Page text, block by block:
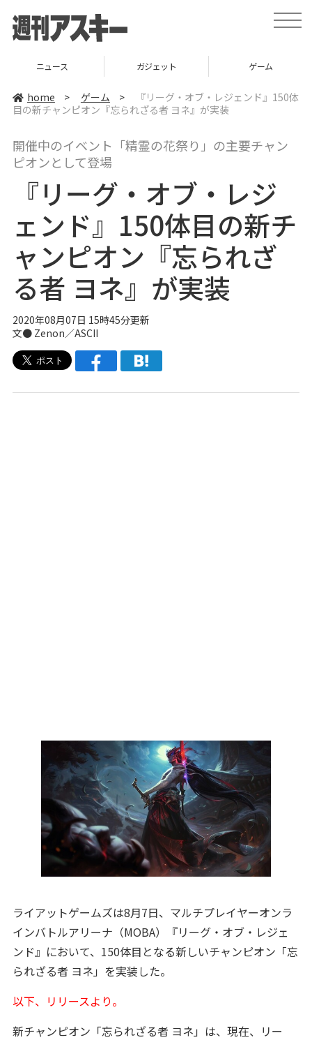
t
o
a
v
t
ニュース ガジェット ゲーム
home > ゲーム >
『リーグ・オブ・レジェンド』150体
目の新チャンピオン『忘られざる者 ヨネ』が実装
開催中のイベント「精霊の花祭り」の主要チャン
ピオンとして登場
『リーグ・オブ・レジ
ェンド』150体目の新チ
ャンピオン『忘られざ
る者 ヨネ』が実装
2020年08月07日 15時45分更新
文● Zenon／ASCII
ライアットゲームズは8月7日、マルチプレイヤーオンラ
インバトルアリーナ（MOBA）『リーグ・オブ・レジェ
ンド』において、150体目となる新しいチャンピオン「忘
られざる者 ヨネ」を実装した。
以下、リリースより。
新チャンピオン「忘られざる者 ヨネ」は、現在、リー